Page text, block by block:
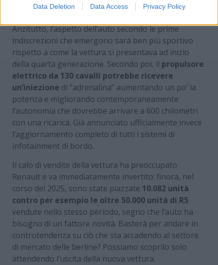
Data Deletion Data Access Privacy Policy
Anzitutto, l’aspetto dell’auto secondo le prime
indiscrezioni che emergono sarà ben più sportivo
rispetto a come la vettura si presentava ad inizio
della quarta generazione. Secondo poi, il propulsore
elettrico da 130 cavalli potrebbe ricevere
un’iniezione di “adrenalina” aumentando un po’ la
potenza e migliorando contemporaneamente
l’autonomia che dovrebbe arrivare a 600 chilometri
con una ricarica. Già annunciato ufficialmente invece
l’aggiornamento completo di tutti i sistemi di
infotainment di bordo.
Il calo di vendite della vettura ha preoccupato
Renault e va immediatamente invertito: finora, nel
corso del 2025, sono state piazzate 10.082 unità
contro per esempio le oltre 50.000 unità di R5
vendute nello stesso periodo, segno che l’auto ha
bisogno di un fattore novità. Basterà per andare in
controtendenza su ciò che sta accadendo al settore
di mercato delle berline? Possiamo scoprilo solo
attendendo l’uscita della nuova vettura.